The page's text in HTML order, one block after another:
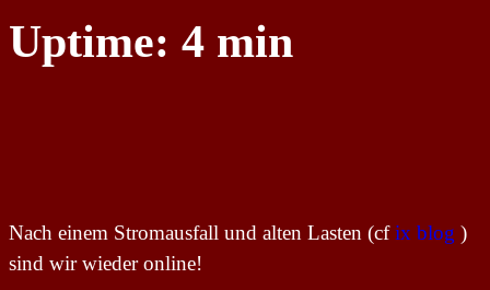
Uptime: 4 min
Nach einem Stromausfall und alten Lasten (cfix blog )
sind wir wieder online!